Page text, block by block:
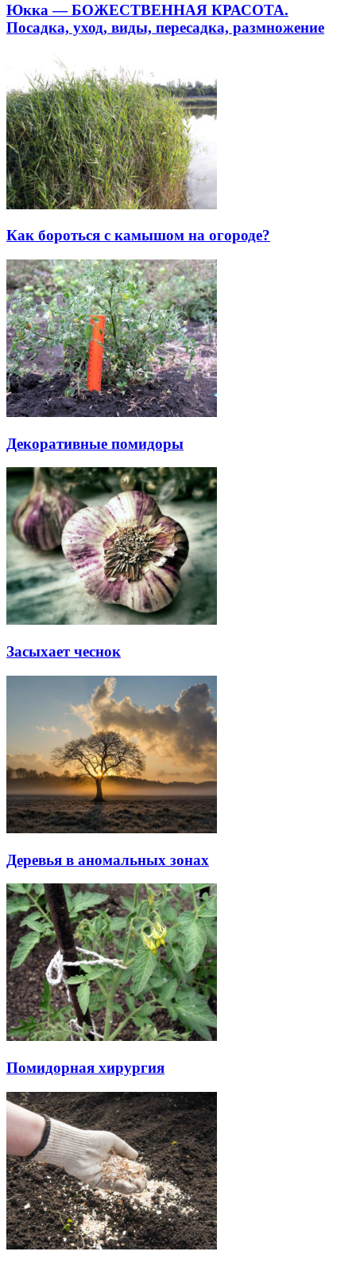
Юкка — БОЖЕСТВЕННАЯ КРАСОТА.
Посадка, уход, виды, пересадка, размножение
Как бороться с камышом на огороде?
Декоративные помидоры
Засыхает чеснок
Деревья в аномальных зонах
Помидорная хирургия